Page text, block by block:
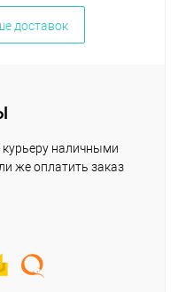
доставок
наличными
же оплатить заказ